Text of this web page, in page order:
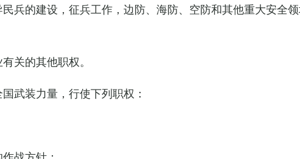
民兵的建设，征兵工作，边防、海防、空防和其他重大安全
关的其他职权。
武装力量，行使下列职权：